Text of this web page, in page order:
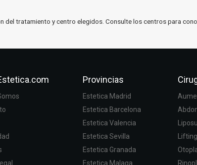
del tratamiento y centro elegidos. Consulte los centros para
Provincias
Estetica Madrid
Estetica Barcelona
Estetica Valencia
Estetica Sevilla
Estetica Granada
Estetica Malaga